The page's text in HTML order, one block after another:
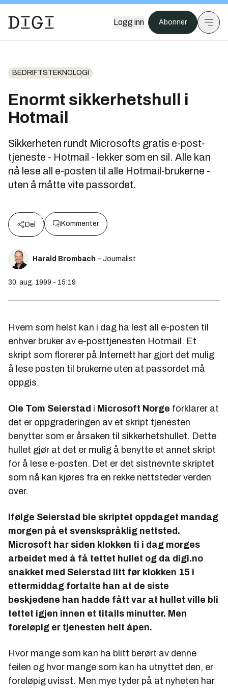
Logg inn Abonner
BEDRIFTSTEKNOLOGI
Enormt sikkerhetshull i
Hotmail
Sikkerheten rundt Microsofts gratis e-post-
tjeneste - Hotmail - lekker som en sil. Alle kan
nå lese all e-posten til alle Hotmail-brukerne -
uten å måtte vite passordet.
Del Kommenter
Harald Brombach – Journalist
30. aug. 1999 - 15:19
Hvem som helst kan i dag ha lest all e-posten til
enhver bruker av e-posttjenesten Hotmail. Et
skript som florerer på Internett har gjort det mulig
å lese posten til brukerne uten at passordet må
oppgis.
Ole Tom Seierstad i Microsoft Norge forklarer at
det er oppgraderingen av et skript tjenesten
benytter som er årsaken til sikkerhetshullet. Dette
hullet gjør at det er mulig å benytte et annet skript
for å lese e-posten. Det er det sistnevnte skriptet
som nå kan kjøres fra en rekke nettsteder verden
over.
Ifølge Seierstad ble skriptet oppdaget mandag
morgen på et svenskspråklig nettsted.
Microsoft har siden klokken ti i dag morges
arbeidet med å få tettet hullet og da digi.no
snakket med Seierstad litt før klokken 15 i
ettermiddag fortalte han at de siste
beskjedene han hadde fått var at hullet ville bli
tettet igjen innen et titalls minutter. Men
foreløpig er tjenesten helt åpen.
Hvor mange som kan ha blitt berørt av denne
feilen og hvor mange som kan ha utnyttet den, er
foreløpig uvisst. Men mye tyder på at nyheten har